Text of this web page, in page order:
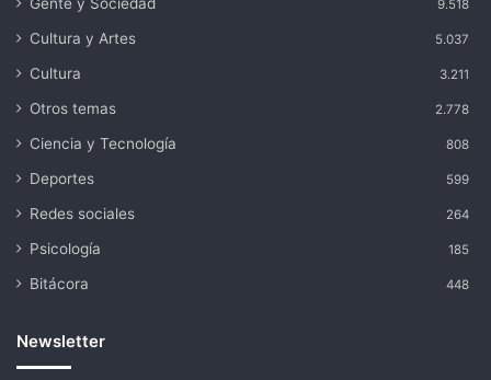
Gente y Sociedad 9.518
Cultura y Artes 5.037
Cultura 3.211
Otros temas 2.778
Ciencia y Tecnología 808
Deportes 599
Redes sociales 264
Psicología 185
Bitácora 448
Newsletter